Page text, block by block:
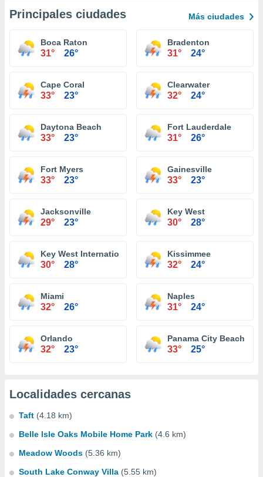
Principales ciudades Más ciudades
Boca Raton
31° 26°
Bradenton
31° 24°
Cape Coral
33° 23°
Clearwater
32° 24°
Daytona Beach
33° 23°
Fort Lauderdale
31° 26°
Fort Myers
33° 23°
Gainesville
33° 23°
Jacksonville
29° 23°
Key West
30° 28°
Key West International Airport
30° 28°
Kissimmee
32° 24°
Miami
32° 26°
Naples
31° 24°
Orlando
32° 23°
Panama City Beach
33° 25°
Localidades cercanas
Taft (4.18 km)
Belle Isle Oaks Mobile Home Park (4.6 km)
Meadow Woods (5.36 km)
South Lake Conway Villa (5.55 km)